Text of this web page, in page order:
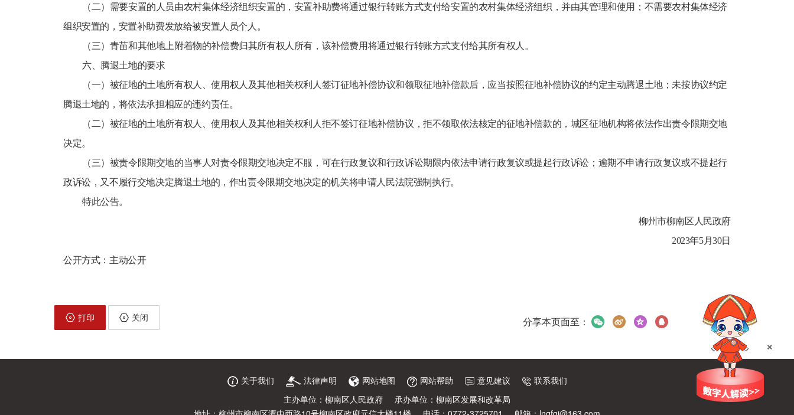
（二）需要安置的人员由农村集体经济组织安置的，安置补助费将通过银行转账方式支付给安置的农村集体经济组织，并由其管理和使用；不需要农村集体经济
组织安置的，安置补助费发放给被安置人员个人。
（三）青苗和其他地上附着物的补偿费归其所有权人所有，该补偿费用将通过银行转账方式支付给其所有权人。
六、腾退土地的要求
（一）被征地的土地所有权人、使用权人及其他相关权利人签订征地补偿协议和领取征地补偿款后，应当按照征地补偿协议的约定主动腾退土地；未按协议约定
腾退土地的，将依法承担相应的违约责任。
（二）被征地的土地所有权人、使用权人及其他相关权利人拒不签订征地补偿协议，拒不领取依法核定的征地补偿款的，城区征地机构将依法作出责令限期交地
决定。
（三）被责令限期交地的当事人对责令限期交地决定不服，可在行政复议和行政诉讼期限内依法申请行政复议或提起行政诉讼；逾期不申请行政复议或不提起行
政诉讼，又不履行交地决定腾退土地的，作出责令限期交地决定的机关将申请人民法院强制执行。
特此公告。
柳州市柳南区人民政府
2023年5月30日
公开方式：主动公开
打印 关闭 分享本页面至：
×
关于我们 法律声明 网站地图 网站帮助 意见建议
联系我们
主办单位：柳南区人民政府
承办单位：柳南区发展和改革局